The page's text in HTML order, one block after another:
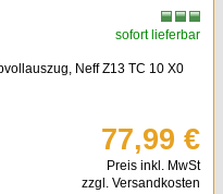
sofort lieferbar
Neff Z13 TC 10 X0
77,99 €
Preis inkl. MwSt
zzgl. Versandkosten